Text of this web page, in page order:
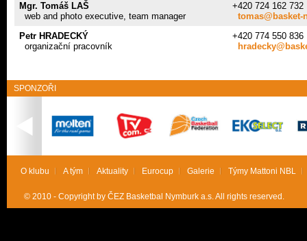
Mgr. Tomáš LAŠ
web and photo executive, team manager
+420 724 162 732
tomas@basket-
Petr HRADECKÝ
organizační pracovník
+420 774 550 836
SPONZOŘI
O klubu A tým Aktuality Eurocup Galerie Týmy Mattoni NBL
© 2010 - Copyright by ČEZ Basketbal Nymburk a.s. All rights reserved.